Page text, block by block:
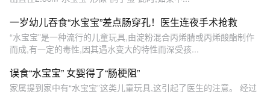
一岁幼儿吞食“水宝宝”差点肠穿孔！医生连夜手术抢救
“水宝宝”是一种流行的儿童玩具,由淀粉混合丙烯腈或丙烯酸酯制作
而成,有一定的毒性,因其遇水变大的特性而深受孩...
误食“水宝宝” 女婴得了“肠梗阻”
家属提到家中有“水宝宝”这类儿童玩具,这引起了医生的注意。 经过